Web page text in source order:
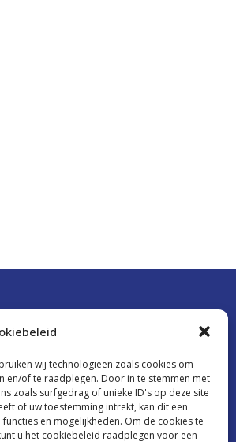
wij technologieën zoals cookies om
en/of te raadplegen. Door in te stemmen met
zoals surfgedrag of unieke ID's op deze site
of uw toestemming intrekt, kan dit een
en mogelijkheden. Om de cookies te
u het cookiebeleid raadplegen voor een